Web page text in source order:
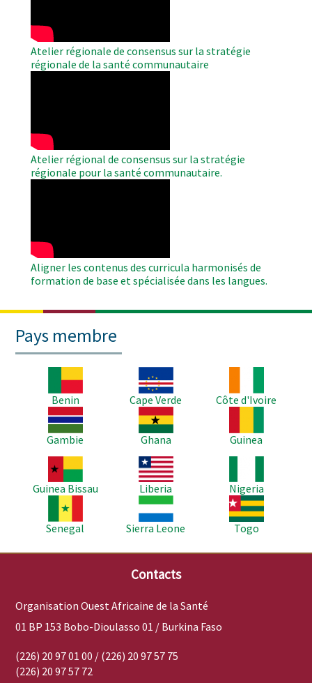
Atelier régionale de consensus sur la stratégie
régionale de la santé communautaire
Atelier régional de consensus sur la stratégie
régionale pour la santé communautaire.
Aligner les contenus des curricula harmonisés de
formation de base et spécialisée dans les langues.
Pays membre
Benin
Image
Cape Verde
Côte d'Ivoire
Image
Gambie
Image
Ghana
Guinea
Image
Guinea Bissau
Image
Liberia
Nigeria
Senegal
Image
Sierra Leone
Image
Togo
Contacts
Organisation Ouest Africaine de la Santé
01 BP 153 Bobo-Dioulasso 01 / Burkina Faso
(226) 20 97 01 00 / (226) 20 97 57 75
(226) 20 97 57 72